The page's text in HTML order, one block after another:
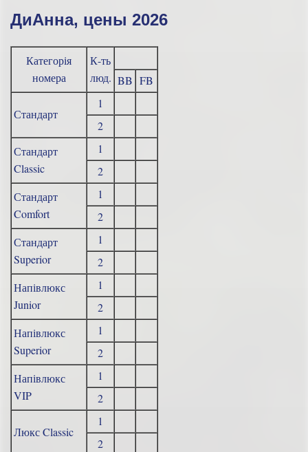
ДиАнна, цены 2026
Категорія
номера
К-ть
люд. BB FB
Стандарт
1
2
Стандарт
Classic
1
2
Стандарт
Comfort
1
2
Стандарт
Superior
1
2
Напівлюкс
Junior
1
2
Напівлюкс
Superior
1
2
Напівлюкс
VIP
1
2
Люкс Classic
1
2